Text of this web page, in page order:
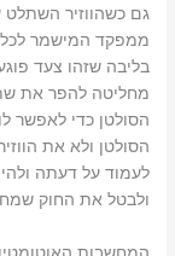
גם כשהווזיר
ממפקד המישמר
בליבה שזהו צעד
מחליטה להפר את
הסולטן כדי לאפשר
הסולטן ולא את
לעמוד על דעתה
ולבטל את החוק